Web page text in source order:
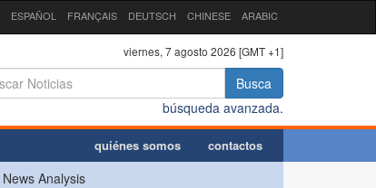
ESPAÑOL FRANÇAIS DEUTSCH CHINESE ARABIC
viernes, 7 agosto 2026 [GMT +1]
Busca
búsqueda avanzada.
quiénes somos contactos
News Analysis